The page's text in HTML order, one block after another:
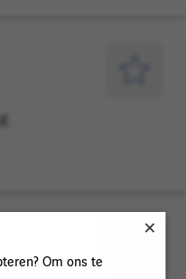
Om ons te